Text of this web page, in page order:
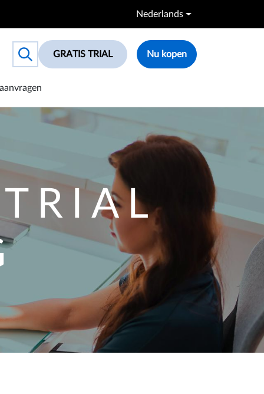
Nederlands
Toggle search box
GRATIS TRIAL Nu kopen